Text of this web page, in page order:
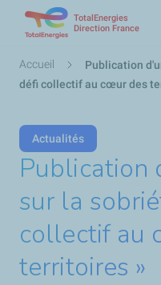
TotalEnergies
Direction France
Fil
d'Ariane
Accueil
Publication
défi collectif au cœur des
Actualités
Publication
sur la
collectif au
territoires »